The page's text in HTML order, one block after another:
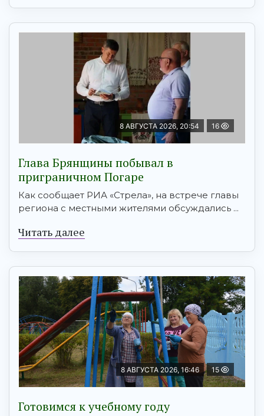
8 АВГУСТА 2026, 20:54 16
Глава Брянщины побывал в
приграничном Погаре
Как сообщает РИА «Стрела», на встрече главы
региона с местными жителями обсуждались ...
Читать далее
8 АВГУСТА 2026, 16:46 15
Готовимся к учебному году